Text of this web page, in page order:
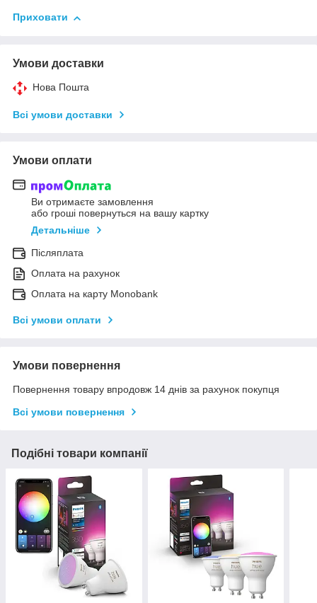
Приховати
Умови доставки
Нова Пошта
Всі умови доставки
Умови оплати
Ви отримаєте замовлення
або гроші повернуться на вашу картку
Детальніше
Післяплата
Оплата на рахунок
Оплата на карту Monobank
Всі умови оплати
Умови повернення
Повернення товару впродовж 14 днів за рахунок покупця
Всі умови повернення
Подібні товари компанії